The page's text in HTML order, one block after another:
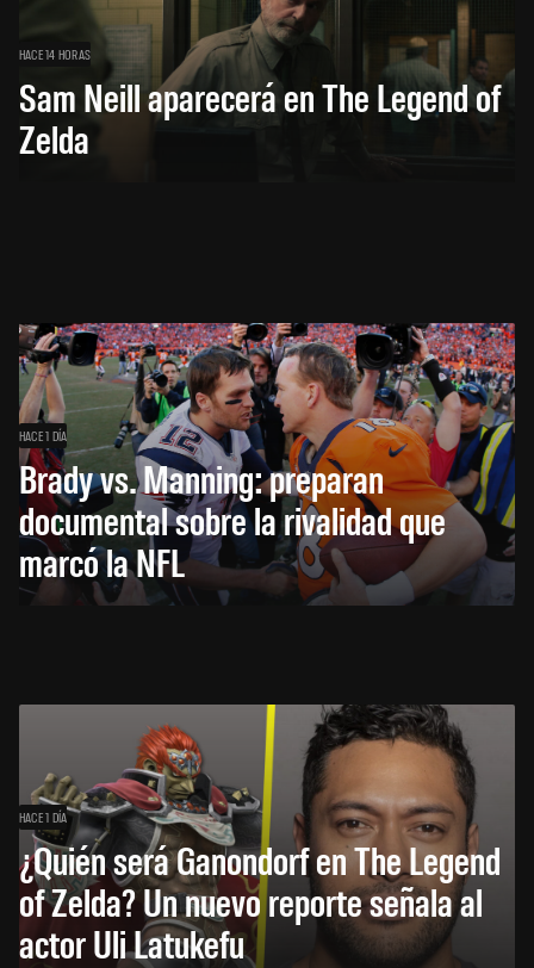
HACE 14 HORAS
Sam Neill aparecerá en The Legend of
Zelda
HACE 1 DÍA
Brady vs. Manning: preparan
documental sobre la rivalidad que
marcó la NFL
HACE 1 DÍA
¿Quién será Ganondorf en The Legend
of Zelda? Un nuevo reporte señala al
actor Uli Latukefu